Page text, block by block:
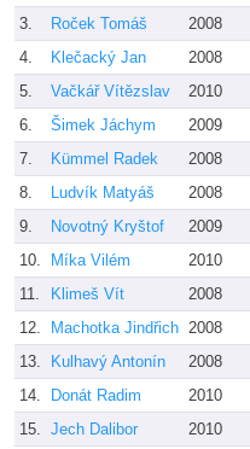
3.
Roček Tomáš 2008
4.
Klečacký Jan 2008
5.
Vačkář Vítězslav 2010
6.
Šimek Jáchym 2009
7.
Kümmel Radek 2008
8.
Ludvík Matyáš 2008
9.
Novotný Kryštof 2009
10.
Míka Vilém 2010
11.
Klimeš Vít 2008
12.
Machotka Jindřich 2008
13.
Kulhavý Antonín 2008
14.
Donát Radim 2010
15. Jech Dalibor 2010